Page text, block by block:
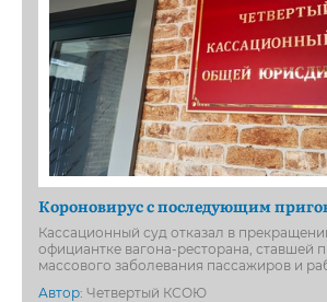
Короновирус с последующим
Кассационный суд отказал в
официантке вагона-ресторана, ставшей
массового заболевания пассажиров и
Автор: Четвертый КСОЮ